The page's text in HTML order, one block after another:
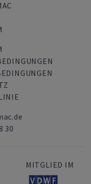
30
MITGLIED IM